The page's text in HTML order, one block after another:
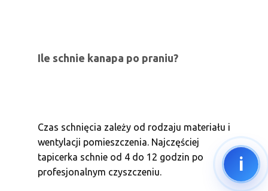
Ile schnie kanapa po praniu?
Czas schnięcia zależy od rodzaju materiału i
wentylacji pomieszczenia. Najczęściej
tapicerka schnie od 4 do 12 godzin po
profesjonalnym czyszczeniu.
i